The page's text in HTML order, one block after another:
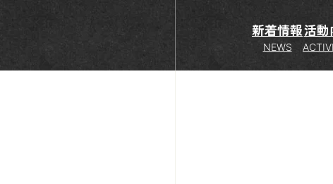
新着情報
NEWS
活動